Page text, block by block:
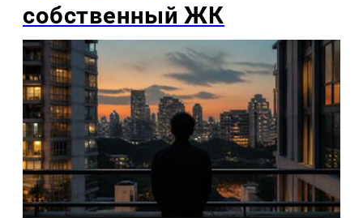
собственный ЖК